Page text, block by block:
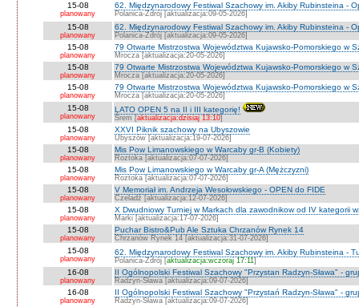
15-08
planowany
62. Międzynarodowy Festiwal Szachowy im. Akiby Rubinsteina -
Polanica-Zdrój [aktualizacja:09-05-2026]
15-08
planowany
62. Międzynarodowy Festiwal Szachowy im. Akiby Rubinsteina -
Polanica-Zdrój [aktualizacja:09-05-2026]
15-08
planowany
79 Otwarte Mistrzostwa Województwa Kujawsko-Pomorskiego w
Mrocza [aktualizacja:20-05-2026]
15-08
planowany
79 Otwarte Mistrzostwa Województwa Kujawsko-Pomorskiego w
Mrocza [aktualizacja:20-05-2026]
15-08
planowany
79 Otwarte Mistrzostwa Województwa Kujawsko-Pomorskiego w
Mrocza [aktualizacja:20-05-2026]
15-08
planowany
LATO OPEN 5 na II i III kategorię!
Śrem [aktualizacja:dzisiaj 13:10]
15-08
planowany
XXVI Piknik szachowy na Ubyszowie
Ubyszów [aktualizacja:19-07-2026]
15-08
planowany
Mis Pow Limanowskiego w Warcaby gr-B (Kobiety)
Roztoka [aktualizacja:07-07-2026]
15-08
planowany
Mis Pow Limanowskiego w Warcaby gr-A (Mężczyzni)
Roztoka [aktualizacja:07-07-2026]
15-08
planowany
V Memoriał im. Andrzeja Wesołowskiego - OPEN do FIDE
Czeladź [aktualizacja:12-07-2026]
15-08
planowany
X Dwudniowy Turniej w Markach dla zawodnikow od IV kategorii
Marki [aktualizacja:17-07-2026]
15-08
planowany
Puchar Bistro&Pub Ale Sztuka Chrzanów Rynek 14
Chrzanów Rynek 14 [aktualizacja:31-07-2026]
15-08
planowany
62. Międzynarodowy Festiwal Szachowy im. Akiby Rubinsteina -
Polanica-Zdrój [aktualizacja:wczoraj 17:11]
16-08
planowany
II Ogólnopolski Festiwal Szachowy "Przystan Radzyn-Sława" -
Radzyn-Sława [aktualizacja:09-07-2026]
16-08
planowany
II Ogólnopolski Festiwal Szachowy "Przystań Radzyn-Sława" -
Radzyn-Sława [aktualizacja:09-07-2026]